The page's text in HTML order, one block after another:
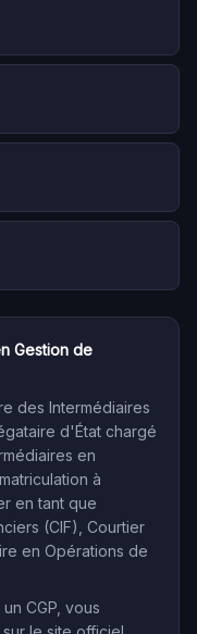
Gestion de
des Intermédiaires
d'État chargé
en
à
en tant que
(CIF), Courtier
en Opérations de
CGP, vous